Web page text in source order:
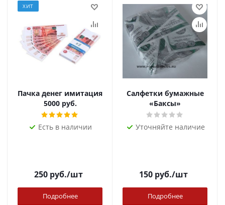
ХИТ
Пачка денег имитация
5000 руб.
Есть в наличии
250руб./шт
Подробнее
Салфетки бумажные
«Баксы»
Уточняйте наличие
150руб./шт
Подробнее